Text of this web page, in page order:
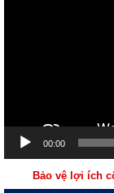
00:00
Bảo vệ lợi ích